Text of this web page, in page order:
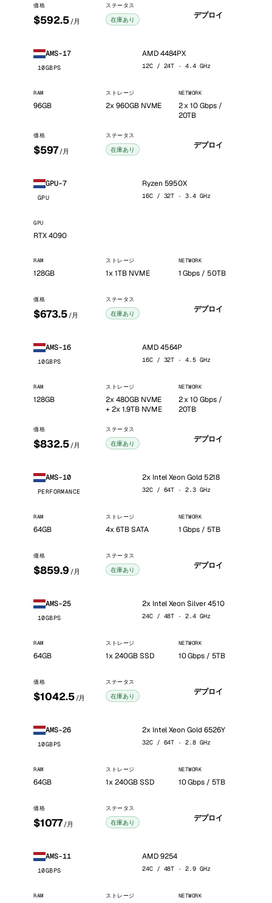
価格
$592.5 /月
ステータス
在庫あり デプロイ
AMS-17
10GBPS
AMD 4484PX
12C / 24T · 4.4 GHz
RAM
96GB
ストレージ
2x 960GB NVME
NETWORK
2 x 10 Gbps /
20TB
価格
$597 /月
ステータス
在庫あり デプロイ
GPU-7
GPU
Ryzen 5950X
16C / 32T · 3.4 GHz
GPU
RTX 4090
RAM
128GB
ストレージ
1x 1TB NVME
NETWORK
1 Gbps / 50TB
価格
$673.5 /月
ステータス
在庫あり デプロイ
AMS-16
10GBPS
AMD 4564P
16C / 32T · 4.5 GHz
RAM
128GB
ストレージ
2x 480GB NVME
+ 2x 1.9TB NVME
NETWORK
2 x 10 Gbps /
20TB
価格
$832.5 /月
ステータス
在庫あり デプロイ
AMS-10
PERFORMANCE
2x Intel Xeon Gold 5218
32C / 64T · 2.3 GHz
RAM
64GB
ストレージ
4x 6TB SATA
NETWORK
1 Gbps / 5TB
価格
$859.9 /月
ステータス
在庫あり デプロイ
AMS-25
10GBPS
2x Intel Xeon Silver 4510
24C / 48T · 2.4 GHz
RAM
64GB
ストレージ
1x 240GB SSD
NETWORK
10 Gbps / 5TB
価格
$1042.5 /月
ステータス
在庫あり デプロイ
AMS-26
10GBPS
2x Intel Xeon Gold 6526Y
32C / 64T · 2.8 GHz
RAM
64GB
ストレージ
1x 240GB SSD
NETWORK
10 Gbps / 5TB
価格
$1077 /月
ステータス
在庫あり デプロイ
AMS-11
10GBPS
AMD 9254
24C / 48T · 2.9 GHz
RAM ストレージ NETWORK